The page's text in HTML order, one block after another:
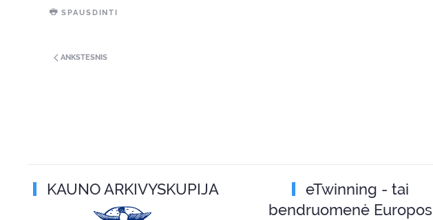
SPAUSDINTI
ANKSTESNIS
KAUNO ARKIVYSKUPIJA
eTwinning - tai
bendruomenė Europos